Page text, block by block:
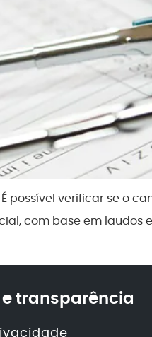
possível verificar se o
com base em laudos
transparência